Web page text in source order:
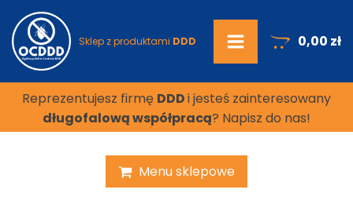
Sklep z produktami DDD 0,00 zł
Reprezentujesz firmę DDDi jesteś zainteresowany
długofalową współpracą? Napisz do nas!
Menu sklepowe